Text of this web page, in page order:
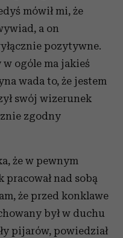
mówił mi, że
a on
pozytywne.
w ogóle ma jakieś
wada to, że jestem
swój wizerunek
zgodny
że w pewnym
pracował nad sobą
że przed konklawe
był w duchu
pijarów, powiedział